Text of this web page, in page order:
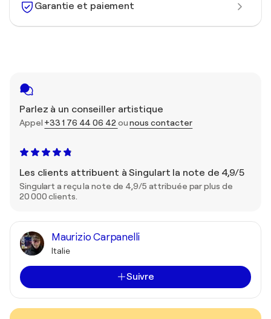
Garantie et paiement
Parlez à un conseiller artistique
Appel +33 1 76 44 06 42 ounous contacter
Les clients attribuent à Singulart la note de 4,9/5
Singulart a reçu la note de 4,9/5 attribuée par plus de
20 000 clients.
Maurizio Carpanelli
Italie
Suivre